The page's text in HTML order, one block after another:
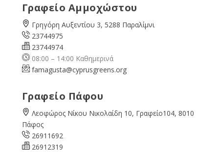
Γραφείο Αμμοχώστου
Γρηγόρη Αυξεντίου 3, 5288 Παραλίμνι
23744975
23744974
08:00 – 14:00 Καθημερινά
famagusta@cyprusgreens.org
Γραφείο Πάφου
Λεοφώρος Νίκου Νικολαίδη 10, Γραφείο104, 8010
Πάφος
26911692
26912319